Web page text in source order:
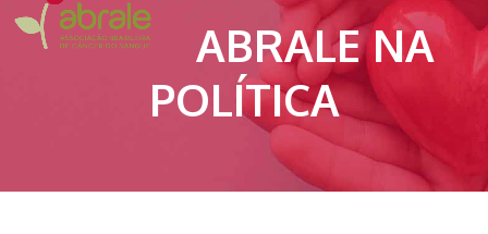
menu
menu
ABRALE NA
POLÍTICA